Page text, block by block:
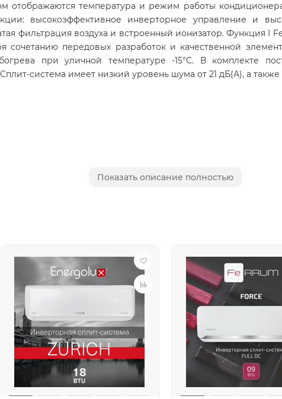
отображаются температура и режим работы
высокоэффективное инверторное управление и
фильтрация воздуха и встроенный ионизатор. Функция I
сочетанию передовых разработок и качественной
при уличной температуре -15°С. В комплекте
система имеет низкий уровень шума от 21 дБ(А), а также
Показать описание полностью